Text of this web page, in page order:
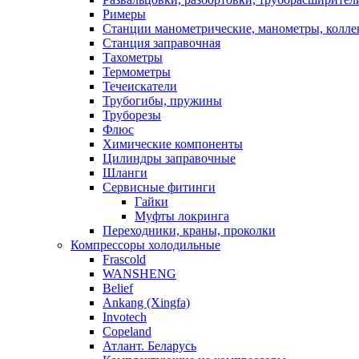
Римеры
Станции манометрические, манометры,
Станция заправочная
Тахометры
Термометры
Течеискатели
Трубогибы, пружины
Труборезы
Флюс
Химические компоненты
Цилиндры заправочные
Шланги
Сервисные фитинги
Гайки
Муфты локринга
Переходники, краны, проколки
Компрессоры холодильные
Frascold
WANSHENG
Belief
Ankang (Xingfa)
Invotech
Copeland
Атлант. Беларусь